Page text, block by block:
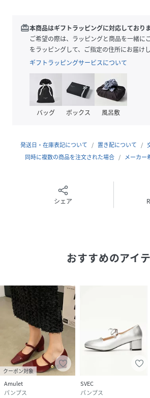
SVECとは/チェコ語で”靴屋”を意味しま
”服を着替えるように、気軽に靴を履き
にオンオフ問わずデイリーユースに使え
靴を提案。
カラー展開
【スムース】
ブラック/ホワイト/シルバー
【エナメル】
ブラックエナメル/レッドエナメル
35(22.5cm)/36(23.0cm)/37(23.5cm)/
5cm)/40(25.0cm)
素材
【アッパー】合成皮革(フェイクレザー)
ル】合成素材
合成皮革の特徴
レザーより「雨に強く、カビがつきにく
また、お手入れも簡単で普段使いには最
備考
redeem本商品はギフトラッピングに対応しており
ご希望の際は、ラッピングと商品を一緒に
をラッピングして、ご指定の住所にお届けし
ギフトラッピングサービスについて
バッグ ボックス 風呂敷
発送日・在庫表記について 置き配について
同時に複数の商品を注文された場合
メーカー
シェア
おすすめのアイ
クーポン対象
Amulet
パンプス
SVEC
パンプス